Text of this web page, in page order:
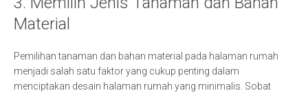
Material
Pemilihan tanaman dan bahan material pada halaman rumah
menjadi salah satu faktor yang cukup penting dalam
menciptakan desain halaman rumah yang minimalis. Sobat